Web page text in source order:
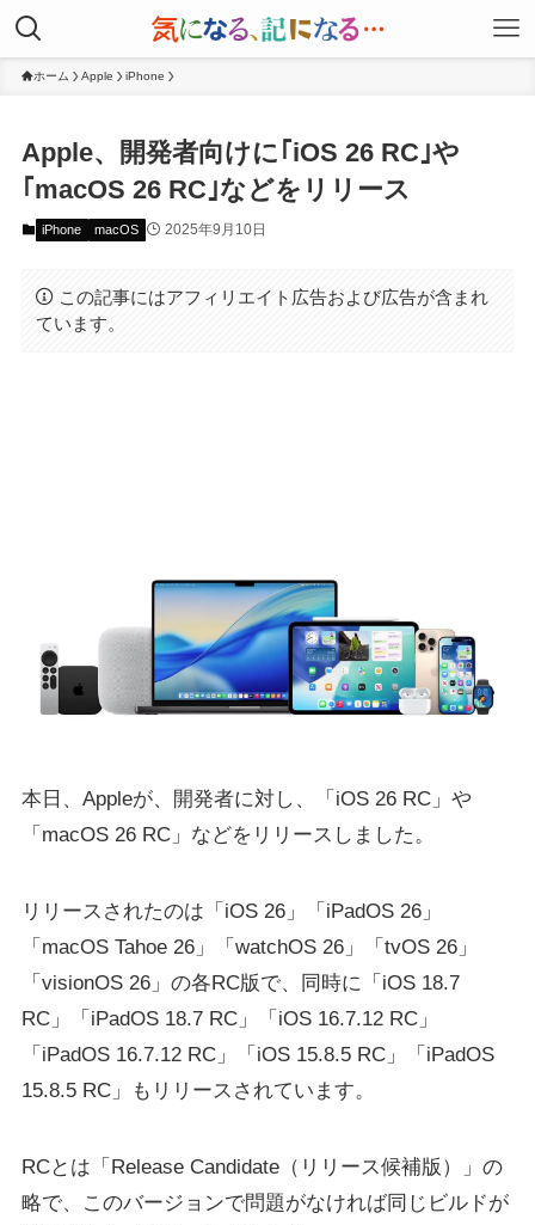
ホーム Apple iPhone
Apple、開発者向けに｢iOS 26 RC｣や
｢macOS 26 RC｣などをリリース
iPhone macOS 2025年9月10日
この記事にはアフィリエイト広告および広告が含まれ
ています。
本日、Appleが、開発者に対し、「iOS 26 RC」や
「macOS 26 RC」などをリリースしました。
リリースされたのは「iOS 26」「iPadOS 26」
「macOS Tahoe 26」「watchOS 26」「tvOS 26」
「visionOS 26」の各RC版で、同時に「iOS 18.7
RC」「iPadOS 18.7 RC」「iOS 16.7.12 RC」
「iPadOS 16.7.12 RC」「iOS 15.8.5 RC」「iPadOS
15.8.5 RC」もリリースされています。
RCとは「Release Candidate（リリース候補版）」の
略で、このバージョンで問題がなければ同じビルドが